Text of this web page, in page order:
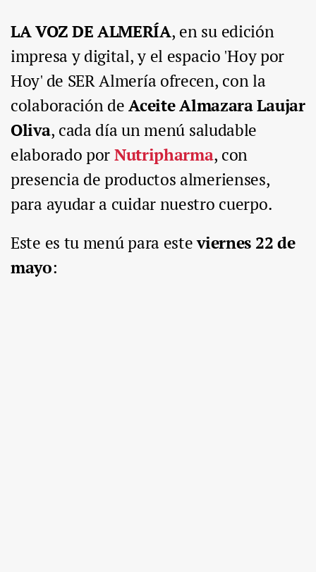
LA VOZ DE ALMERÍA, en su edición
impresa y digital, y el espacio 'Hoy por
Hoy' de SER Almería ofrecen, con la
colaboración deAceite Almazara Laujar
Oliva, cada día un menú saludable
elaborado porNutripharma, con
presencia de productos almerienses,
para ayudar a cuidar nuestro cuerpo.
Este es tu menú para esteviernes 22 de
mayo: